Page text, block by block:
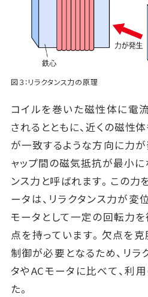
図３：リラクタンス力の原理
コイルを巻いた磁性体に電
されるとともに、近くの磁性
が一致するような方向に力
ャップ間の磁気抵抗が最小に
ンス力と呼ばれます。この力
ータは、リラクタンス力が変
モータとして一定の回転力
点を持っています。欠点を
制御が必要となるため、リラ
タやACモータに比べて、利
た。